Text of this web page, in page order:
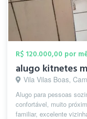
R$ 120.000,00 por
alugo kitnetes
Vila Vilas Boas,
Alugo para pessoas
confortável, muito
familiar, excelente